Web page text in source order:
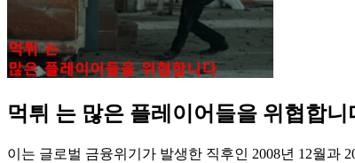
먹튀 는 많은 플레이어들을 위협합니
이는 글로벌 금융위기가 발생한 직후인 2008년 12월과